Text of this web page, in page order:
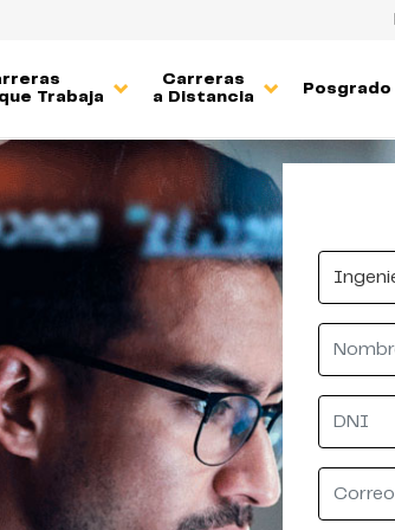
Trabaja
Carreras
a Distancia
Posgrado
New